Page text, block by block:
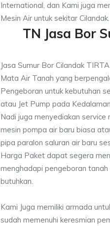
International, dan Kami juga
Mesin Air untuk sekitar Cilandak.
TN Jasa Bor
Jasa Sumur Bor Cilandak
Mata Air Tanah yang
Pengeboran untuk kebutuhan
atau Jet Pump pada
Nadi juga menyediakan service
mesin pompa air baru biasa
pipa paralon saluran air baru
Harga Paket dapat segera
menghadapi pengeboran
butuhkan.
Kami Juga memiliki armada
sudah memenuhi keresmian